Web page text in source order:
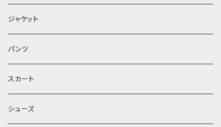
ジャケット
パンツ
スカート
シューズ